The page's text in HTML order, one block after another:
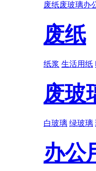
废纸废玻璃办
废纸
纸浆 生活用纸
废玻
白玻璃 绿玻璃
办公